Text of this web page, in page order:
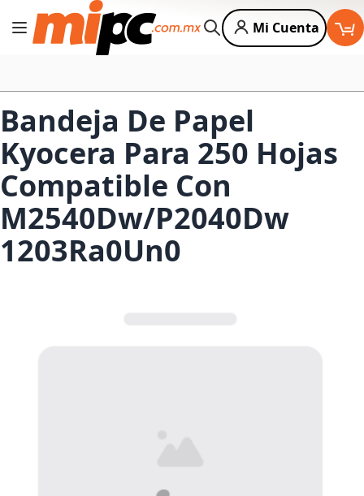
Cambiar Nav
Buscar
Mi Cuenta
Bandeja De Papel
Kyocera Para 250 Hojas
Compatible Con
M2540Dw/P2040Dw
1203Ra0Un0